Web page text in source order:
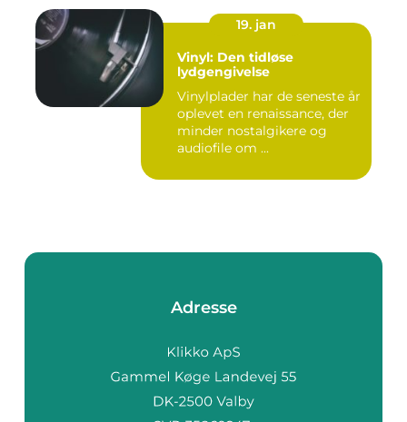
19. jan
Vinyl: Den tidløse
lydgengivelse
Vinylplader har de seneste år
oplevet en renaissance, der
minder nostalgikere og
audiofile om ...
Adresse